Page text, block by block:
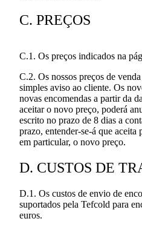
C. PREÇOS
C.1. Os preços indicados na
C.2. Os nossos preços de
simples aviso ao cliente. Os
novas encomendas a partir da
aceitar o novo preço, poderá
escrito no prazo de 8 dias a
prazo, entender-se-á que aceita
em particular, o novo preço.
D. CUSTOS DE
D.1. Os custos de envio de
suportados pela Tefcold para
euros.